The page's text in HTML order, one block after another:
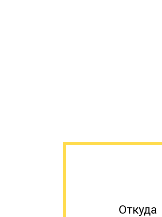
Откуда